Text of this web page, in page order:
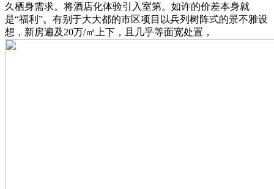
久栖身需求。将酒店化体验引入室第。如许的价差本身就
是“福利”。有别于大大都的市区项目以兵列树阵式的景不雅设
想，新房遍及20万/㎡上下，且几乎等面宽处置，